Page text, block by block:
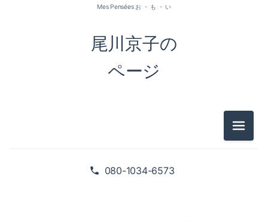
080-1034-6573
尾川京子の
ページ
Mes Pensées お ・ も ・ い
メニュ